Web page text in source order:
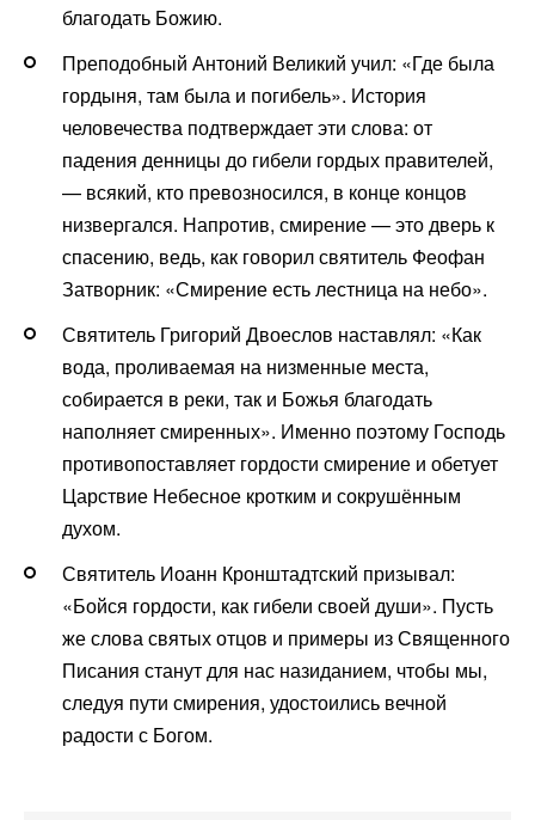
благодать Божию.
Преподобный Антоний Великий учил: «Где была
гордыня, там была и погибель». История
человечества подтверждает эти слова: от
падения денницы до гибели гордых правителей,
— всякий, кто превозносился, в конце концов
низвергался. Напротив, смирение — это дверь к
спасению, ведь, как говорил святитель Феофан
Затворник: «Смирение есть лестница на небо».
Святитель Григорий Двоеслов наставлял: «Как
вода, проливаемая на низменные места,
собирается в реки, так и Божья благодать
наполняет смиренных». Именно поэтому Господь
противопоставляет гордости смирение и обетует
Царствие Небесное кротким и сокрушённым
духом.
Святитель Иоанн Кронштадтский призывал:
«Бойся гордости, как гибели своей души». Пусть
же слова святых отцов и примеры из Священного
Писания станут для нас назиданием, чтобы мы,
следуя пути смирения, удостоились вечной
радости с Богом.